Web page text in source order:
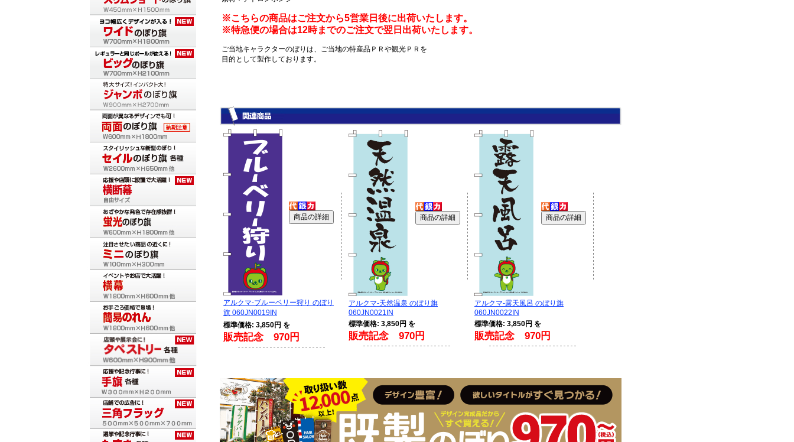
※こちらの商品はご注文から5営業日後に出荷いたします。
※特急便の場合は12時までのご注文で翌日出荷いたします。
ご当地キャラクターのぼりは、ご当地の特産品ＰＲや観光ＰＲを
目的として製作しております。
アルクマ-ブルーベリー狩り のぼり
旗 060JN0019IN
標準価格: 3,850円 を
販売記念 970円
アルクマ-天然温泉 のぼり旗
060JN0021IN
標準価格: 3,850円 を
販売記念 970円
アルクマ-露天風呂 のぼり旗
060JN0022IN
標準価格: 3,850円 を
販売記念 970円